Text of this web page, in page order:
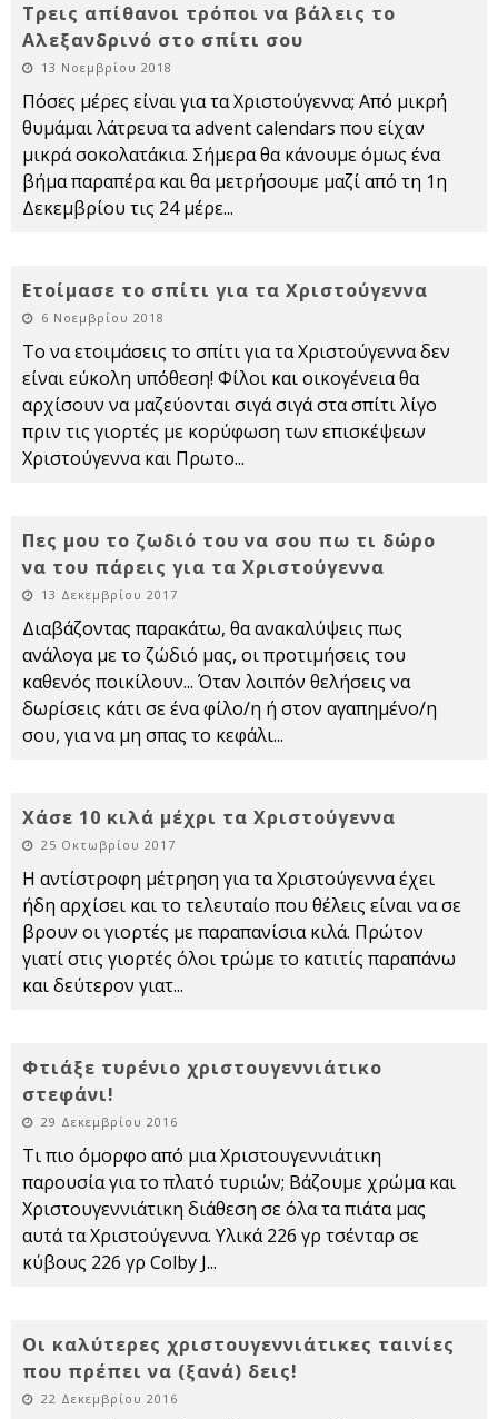
Τρεις απίθανοι τρόποι να βάλεις το
Αλεξανδρινό στο σπίτι σου
13 Νοεμβρίου 2018
Πόσες μέρες είναι για τα Χριστούγεννα; Από μικρή
θυμάμαι λάτρευα τα advent calendars που είχαν
μικρά σοκολατάκια. Σήμερα θα κάνουμε όμως ένα
βήμα παραπέρα και θα μετρήσουμε μαζί από τη 1η
Δεκεμβρίου τις 24 μέρε...
Ετοίμασε το σπίτι για τα Χριστούγεννα
6 Νοεμβρίου 2018
Το να ετοιμάσεις το σπίτι για τα Χριστούγεννα δεν
είναι εύκολη υπόθεση! Φίλοι και οικογένεια θα
αρχίσουν να μαζεύονται σιγά σιγά στα σπίτι λίγο
πριν τις γιορτές με κορύφωση των επισκέψεων
Χριστούγεννα και Πρωτο...
Πες μου το ζωδιό του να σου πω τι δώρο
να του πάρεις για τα Χριστούγεννα
13 Δεκεμβρίου 2017
Διαβάζοντας παρακάτω, θα ανακαλύψεις πως
ανάλογα με το ζώδιό μας, οι προτιμήσεις του
καθενός ποικίλουν... Όταν λοιπόν θελήσεις να
δωρίσεις κάτι σε ένα φίλο/η ή στον αγαπημένο/η
σου, για να μη σπας το κεφάλι...
Χάσε 10 κιλά μέχρι τα Χριστούγεννα
25 Οκτωβρίου 2017
H αντίστροφη μέτρηση για τα Χριστούγεννα έχει
ήδη αρχίσει και το τελευταίο που θέλεις είναι να σε
βρουν οι γιορτές με παραπανίσια κιλά. Πρώτον
γιατί στις γιορτές όλοι τρώμε το κατιτίς παραπάνω
και δεύτερον γιατ...
Φτιάξε τυρένιο χριστουγεννιάτικο
στεφάνι!
29 Δεκεμβρίου 2016
Τι πιο όμορφο από μια Χριστουγεννιάτικη
παρουσία για το πλατό τυριών; Βάζουμε χρώμα και
Χριστουγεννιάτικη διάθεση σε όλα τα πιάτα μας
αυτά τα Χριστούγεννα. Υλικά 226 γρ τσένταρ σε
κύβους 226 γρ Colby J...
Οι καλύτερες χριστουγεννιάτικες ταινίες
που πρέπει να (ξανά) δεις!
22 Δεκεμβρίου 2016